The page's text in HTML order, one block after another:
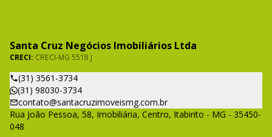
Santa Cruz Negócios Imobiliários Ltda
CRECI: CRECI-MG 5518 J
(31) 3561-3734
(31) 98030-3734
contato@santacruzimoveismg.com.br
Rua João Pessoa, 58, Imobiliária, Centro, Itabirito - MG - 35450-
048